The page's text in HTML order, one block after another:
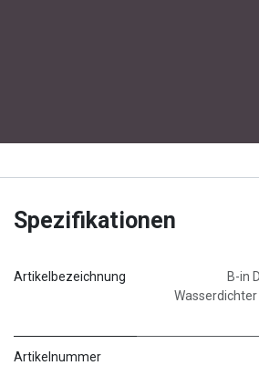
Spezifikationen
Artikelbezeichnung
B-in
Artikelnummer